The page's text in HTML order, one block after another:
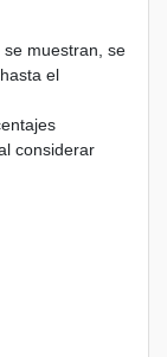
muestran, se
el
considerar